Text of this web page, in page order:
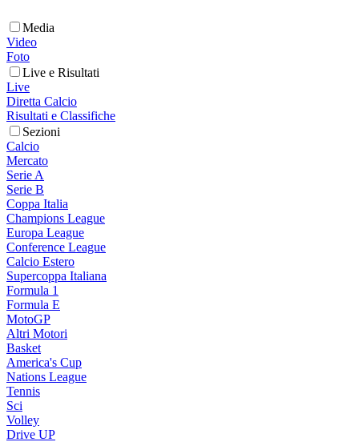
Media
Video
Foto
Live e Risultati
Live
Diretta Calcio
Risultati e Classifiche
Sezioni
Calcio
Mercato
Serie A
Serie B
Coppa Italia
Champions League
Europa League
Conference League
Calcio Estero
Supercoppa Italiana
Formula 1
Formula E
MotoGP
Altri Motori
Basket
America's Cup
Nations League
Tennis
Sci
Volley
Drive UP